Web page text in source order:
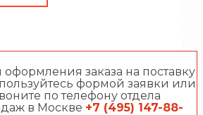
оформления заказа на поставку
формой заявки или
по телефону отдела
в Москве +7 (495) 147-88-